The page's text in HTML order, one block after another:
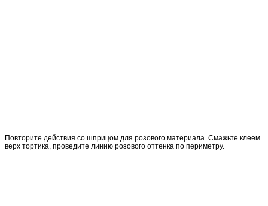
Повторите действия со шприцом для розового материала. Смажьте клеем
верх тортика, проведите линию розового оттенка по периметру.